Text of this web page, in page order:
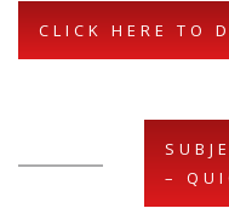
CLICK HERE TO
–